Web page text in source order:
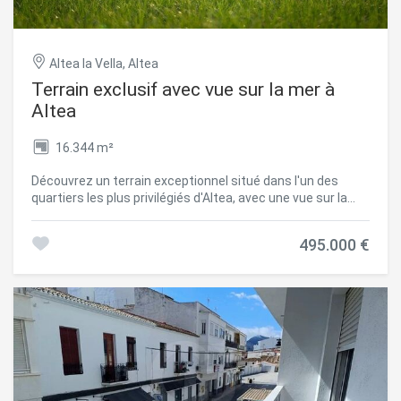
Altea la Vella, Altea
Terrain exclusif avec vue sur la mer à
Altea
16.344 m²
Découvrez un terrain exceptionnel situé dans l'un des
quartiers les plus privilégiés d'Altea, avec une vue sur la
construire une élégante maison individuelle allant jusqu'à
profiter du mode de vie méditerranéen. De plus, la
réglementation permet la construction d'une dépendance
stable ou agricole, offrant une valeur ajoutée à ceux qui
recherchent une ferme aux multiples possibilités. Son
emplacement excellent place la propriété à seulement 2
minutes du parcours de golf, 5 minutes du centre d'Altea,
495.000 €